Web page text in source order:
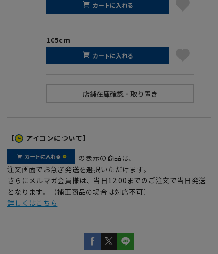
カートに入れる
105cm
カートに入れる
【 アイコンについて】
の表示の商品は、
注文画面でお急ぎ発送を選択いただけます。
さらにメルマガ会員様は、当日12:00までのご注文で当日発送
となります。（補正商品の場合は対応不可）
詳しくはこちら